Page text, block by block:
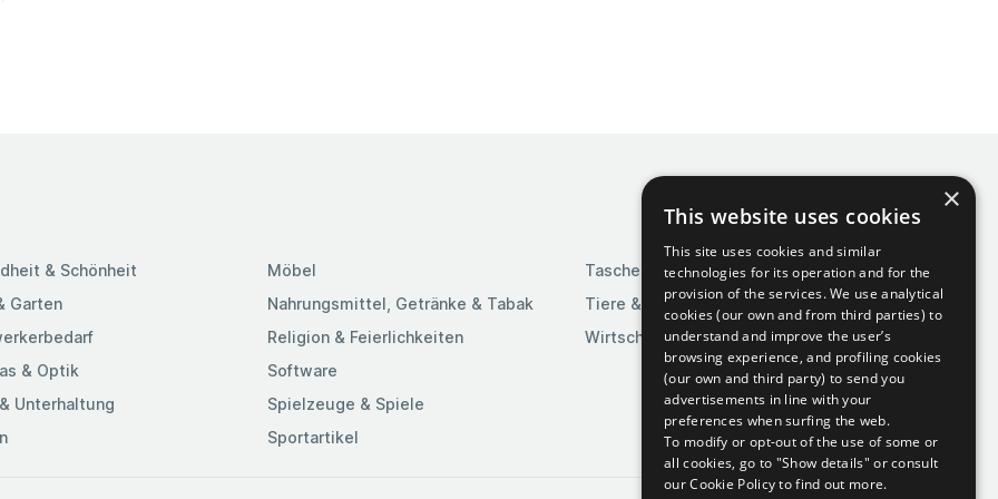
Felgenbreite:
& Schönheit
Garten
& Optik
Unterhaltung
Möbel
Nahrungsmittel, Getränke & Tabak
Religion & Feierlichkeiten
Software
Spielzeuge & Spiele
Sportartikel
Taschen & Gepäck
Tiere & Tierbedarf
Wirtschaft & Industrie
×
This website uses cookies
This site uses cookies and similar
technologies for its operation and for the
provision of the services. We use analytical
cookies (our own and from third parties) to
understand and improve the user’s
browsing experience, and profiling cookies
(our own and third party) to send you
advertisements in line with your
preferences when surfing the web.
To modify or opt-out of the use of some or
all cookies, go to "Show details" or consult
our Cookie Policy to find out more.